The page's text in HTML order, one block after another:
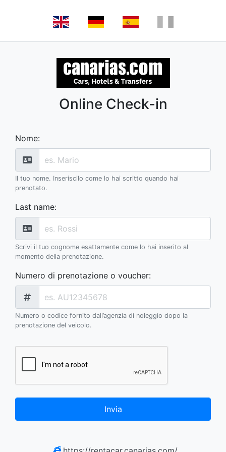
Online Check-in
Nome:
Il tuo nome. Inseriscilo come lo hai scritto quando hai
prenotato.
Last name:
Scrivi il tuo cognome esattamente come lo hai inserito al
momento della prenotazione.
Numero di prenotazione o voucher:
Numero o codice fornito dall’agenzia di noleggio dopo la
prenotazione del veicolo.
Invia